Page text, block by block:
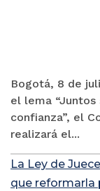
Bogotá, 8 de
el lema
confianza”, el
realizará el...
La Ley de
que reformarla